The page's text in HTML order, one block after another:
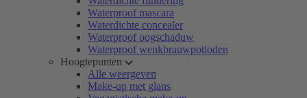
Waterproof mascara
Waterdichte concealer
Waterproof oogschaduw
Waterproof wenkbrauwpotloden
Hoogtepunten
Alle weergeven
Make-up met glans